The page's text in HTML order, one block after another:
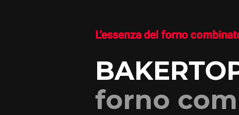
L'essenza del forno
forno